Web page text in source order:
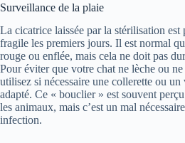
Surveillance de la plaie
La cicatrice laissée par la stérilisation est
fragile les premiers jours. Il est normal
rouge ou enflée, mais cela ne doit pas
Pour éviter que votre chat ne lèche ou ne
utilisez si nécessaire une collerette ou un
adapté. Ce « bouclier » est souvent
les animaux, mais c’est un mal
infection.